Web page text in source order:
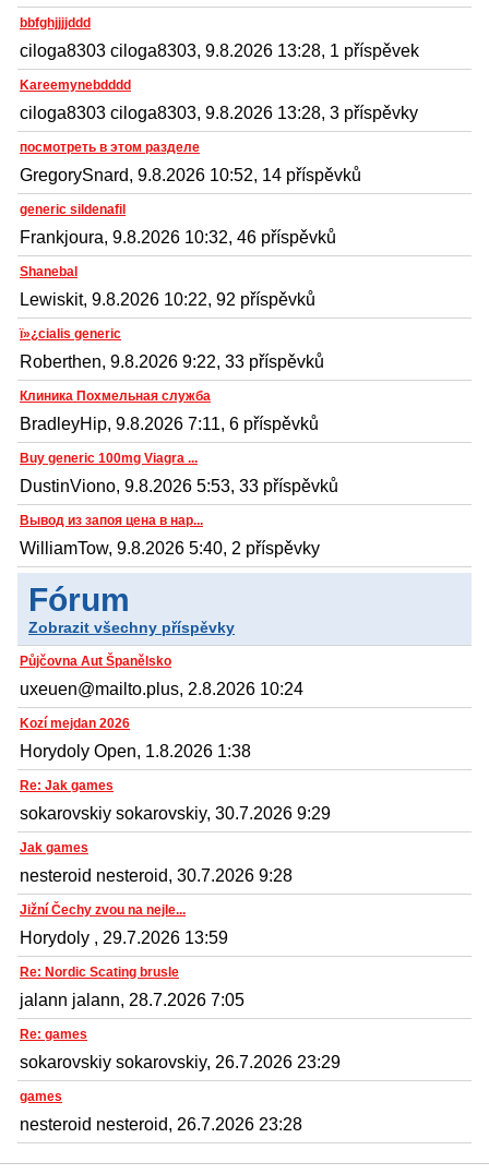
bbfghjjjjddd
ciloga8303 ciloga8303, 9.8.2026 13:28, 1 příspěvek
Kareemynebdddd
ciloga8303 ciloga8303, 9.8.2026 13:28, 3 příspěvky
посмотреть в этом разделе
GregorySnard, 9.8.2026 10:52, 14 příspěvků
generic sildenafil
Frankjoura, 9.8.2026 10:32, 46 příspěvků
Shanebal
Lewiskit, 9.8.2026 10:22, 92 příspěvků
ï»¿cialis generic
Roberthen, 9.8.2026 9:22, 33 příspěvků
Клиника Похмельная служба
BradleyHip, 9.8.2026 7:11, 6 příspěvků
Buy generic 100mg Viagra ...
DustinViono, 9.8.2026 5:53, 33 příspěvků
Вывод из запоя цена в нар...
WilliamTow, 9.8.2026 5:40, 2 příspěvky
Fórum
Zobrazit všechny příspěvky
Půjčovna Aut Španělsko
uxeuen@mailto.plus, 2.8.2026 10:24
Kozí mejdan 2026
Horydoly Open, 1.8.2026 1:38
Re: Jak games
sokarovskiy sokarovskiy, 30.7.2026 9:29
Jak games
nesteroid nesteroid, 30.7.2026 9:28
Jižní Čechy zvou na nejle...
Horydoly , 29.7.2026 13:59
Re: Nordic Scating brusle
jalann jalann, 28.7.2026 7:05
Re: games
sokarovskiy sokarovskiy, 26.7.2026 23:29
games
nesteroid nesteroid, 26.7.2026 23:28